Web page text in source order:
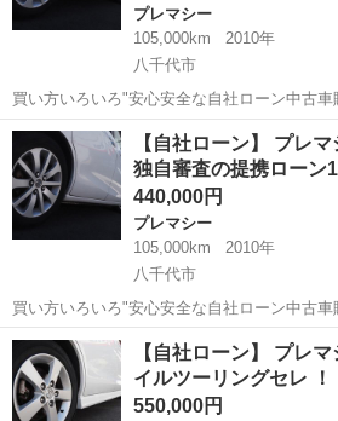
プレマシー
105,000km
2010年
八千代市
買い方いろいろ"安心安全な自社ローン中古
店 ♪ ☆☆☆ LINEで簡単☆お問い合わせ☆詳細確認☆ 友達追
加はコチラ↓ https://lin.ee/EzbAgu8 ...
千葉 八千代市 プレマシー カート
【自社ローン】 プレ
独自審査の提携ローン
440,000円
プレマシー
105,000km
2010年
八千代市
買い方いろいろ"安心安全な自社ローン中古
店 ☆ プレマシー 20E ☆ LINEで簡単 お問い合わせ☆詳細確認☆☆
友達追加はコチラ↓ https://lin.ee/Ezb...
千葉 八千代市 プレマシー カート
【自社ローン】 プレ
イルツーリングセレ
550,000円